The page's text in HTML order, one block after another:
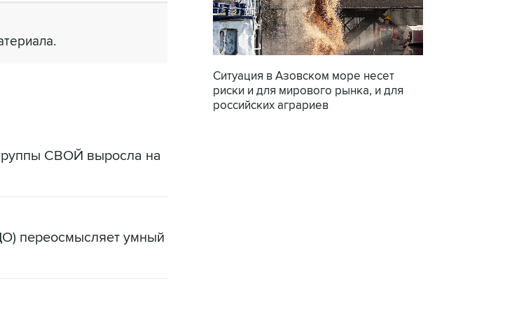
СВОЙ выросла на
переосмысляет умный
Ситуация в Азовском море несет
риски и для мирового рынка, и для
российских аграриев